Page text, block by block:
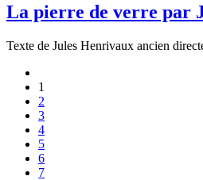
La pierre de verre par
Texte de Jules Henrivaux ancien
1
2
3
4
5
6
7